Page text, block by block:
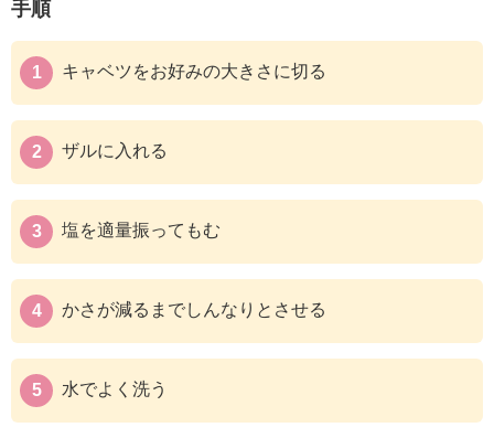
手順
キャベツをお好みの大きさに切る
ザルに入れる
塩を適量振ってもむ
かさが減るまでしんなりとさせる
水でよく洗う